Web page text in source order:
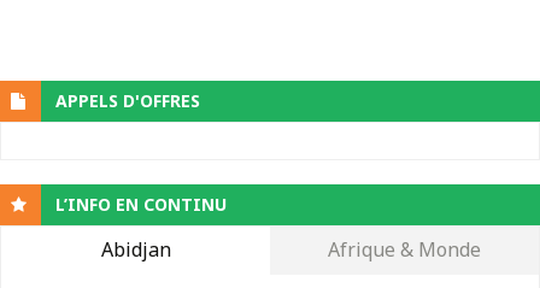
APPELS D'OFFRES
L’INFO EN CONTINU
Abidjan Afrique & Monde